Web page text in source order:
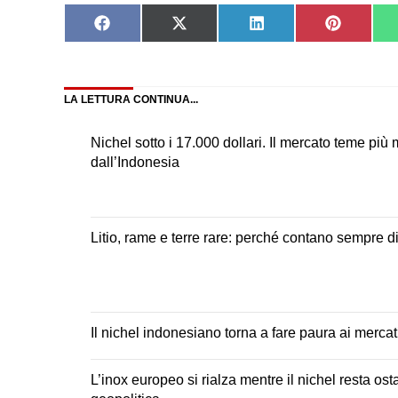
Share
on
Share
on
Share
on
Share
on
LA LETTURA CONTINUA...
Nichel sotto i 17.000 dollari. Il mercato teme più
dall’Indonesia
Litio, rame e terre rare: perché contano sempre
Il nichel indonesiano torna a fare paura ai
L’inox europeo si rialza mentre il nichel resta